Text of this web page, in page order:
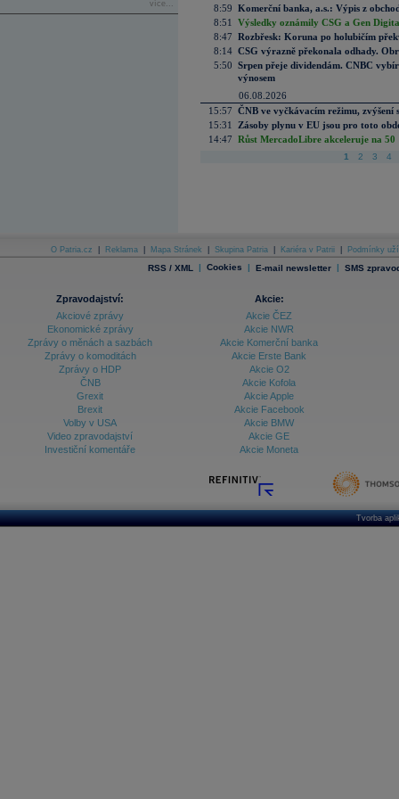
více...
8:59 Komerční banka, a.s.: Výpis z
8:51
Výsledky oznámily CSG a Gen
8:47 Rozbřesk: Koruna po holubičím
8:14 CSG výrazně překonala odhady.
5:50 Srpen přeje dividendám. CNBC
výnosem
06.08.2026
15:57 ČNB ve vyčkávacím režimu, zvýšení
15:31
Zásoby plynu v EU jsou pro toto
14:47 Růst MercadoLibre akceleruje na
1 2 3 4
O Patria.cz Reklama Mapa Stránek Skupina Patria Kariéra v Patrii Podmínky
RSS / XML | Cookies | E-mail newsletter | SMS
Zpravodajství:
Akciové zprávy
Ekonomické zprávy
Zprávy o měnách a sazbách
Zprávy o komoditách
Zprávy o HDP
ČNB
Grexit
Brexit
Volby v USA
Video zpravodajství
Investiční komentáře
Akcie:
Akcie ČEZ
Akcie NWR
Akcie Komerční banka
Akcie Erste Bank
Akcie O2
Akcie Kofola
Akcie Apple
Akcie Facebook
Akcie BMW
Akcie GE
Akcie Moneta
Tvorba